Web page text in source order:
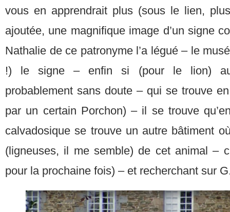
vous en apprendrait plus (sous le lien,
ajoutée, une magnifique image d’un signe
Nathalie de ce patronyme l’a légué – le
!) le signe – enfin si (pour le lion)
probablement sans doute – qui se trouve
par un certain Porchon) – il se trouve
calvadosique se trouve un autre bâtiment
(ligneuses, il me semble) de cet animal –
pour la prochaine fois) – et recherchant sur